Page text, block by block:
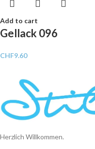
Add to cart
Gellack 096
CHF9.60
Herzlich Willkommen.